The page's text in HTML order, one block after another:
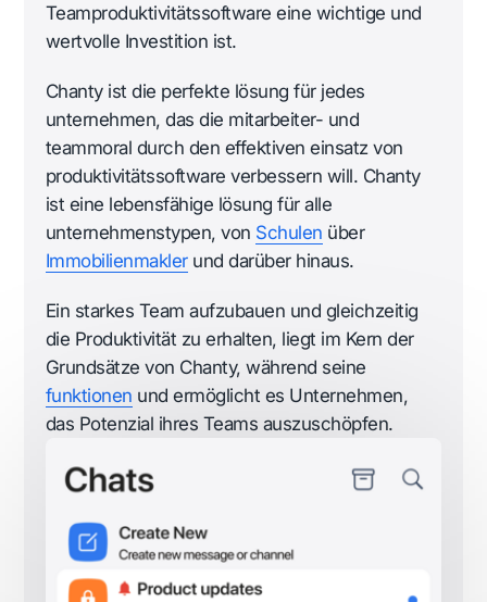
Teamproduktivitätssoftware eine wichtige und
wertvolle Investition ist.
Chanty ist die perfekte lösung für jedes
unternehmen, das die mitarbeiter- und
teammoral durch den effektiven einsatz von
produktivitätssoftware verbessern will. Chanty
ist eine lebensfähige lösung für alle
unternehmenstypen, von Schulen über
Immobilienmaklerund darüber hinaus.
Ein starkes Team aufzubauen und gleichzeitig
die Produktivität zu erhalten, liegt im Kern der
Grundsätze von Chanty, während seine
funktionen und ermöglicht es Unternehmen,
das Potenzial ihres Teams auszuschöpfen.